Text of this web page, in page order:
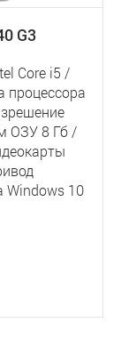
G3
Core i5 /
процессора
ОЗУ 8 Гб /
Windows 10